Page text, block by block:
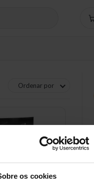
os cookies
Ordenar por